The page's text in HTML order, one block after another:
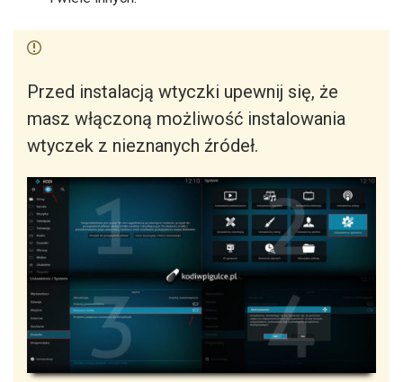
Przed instalacją wtyczki upewnij się, że
masz włączoną możliwość instalowania
wtyczek z nieznanych źródeł.